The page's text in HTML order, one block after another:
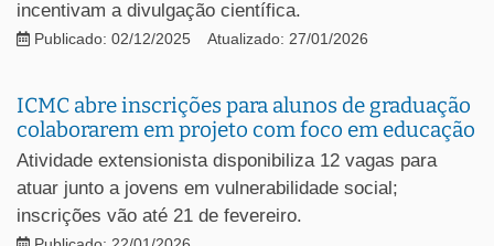
incentivam a divulgação científica.
Publicado: 02/12/2025 Atualizado: 27/01/2026
ICMC abre inscrições para alunos de graduação
colaborarem em projeto com foco em educação
Atividade extensionista disponibiliza 12 vagas para
atuar junto a jovens em vulnerabilidade social;
inscrições vão até 21 de fevereiro.